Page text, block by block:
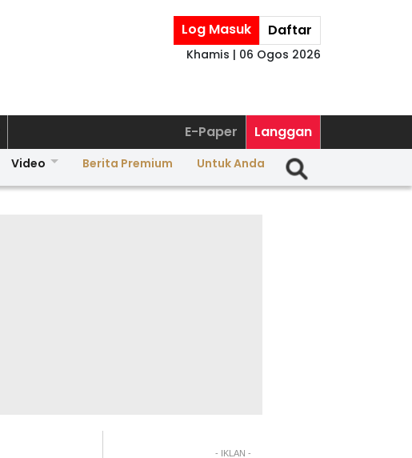
Log Masuk Daftar
Khamis | 06 Ogos 2026
E-Paper Langgan
Video Berita Premium Untuk Anda
- IKLAN -